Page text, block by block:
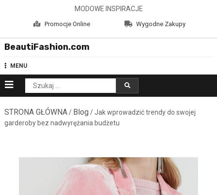
MODOWE INSPIRACJE
Promocje Online Wygodne Zakupy
BeautiFashion.com
MENU
Szukaj:
STRONA GŁÓWNA/ Blog / Jak wprowadzić trendy do swojej
garderoby bez nadwyrężania budżetu